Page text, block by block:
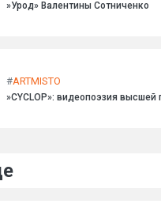
»Урод» Валентины Сотниченко
#ARTMISTO
»CYCLOP»: видеопоэзия высшей